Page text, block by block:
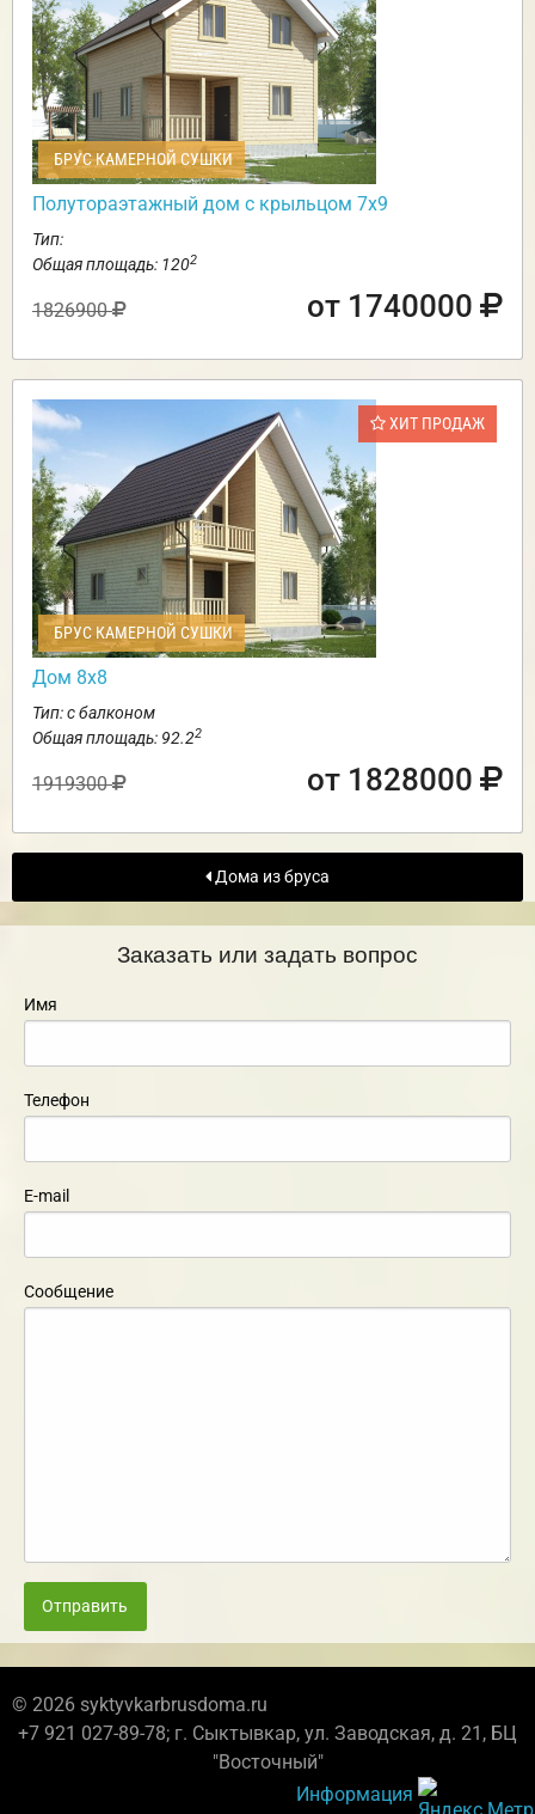
БРУС КАМЕРНОЙ СУШКИ
Полутораэтажный дом с крыльцом 7х9
Тип:
Общая площадь: 1202
1826900 от 1740000
ХИТ ПРОДАЖ
БРУС КАМЕРНОЙ СУШКИ
Дом 8х8
Тип: с балконом
Общая площадь: 92.22
1919300 от 1828000
Дома из бруса
Заказать или задать вопрос
Имя
Телефон
E-mail
Сообщение
Отправить
© 2026 syktyvkarbrusdoma.ru
+7 921 027-89-78; г. Сыктывкар, ул. Заводская, д. 21, БЦ
"Восточный"
Информация